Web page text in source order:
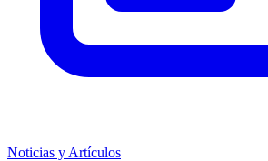
Noticias y Artículos